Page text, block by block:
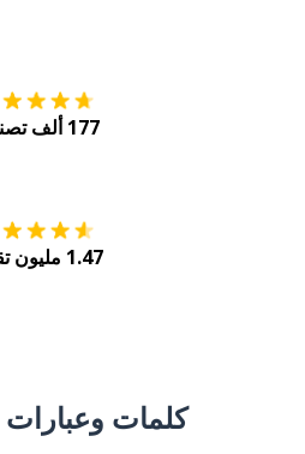
177 ألف تصنيف
1.47 مليون تقييم
كلمات